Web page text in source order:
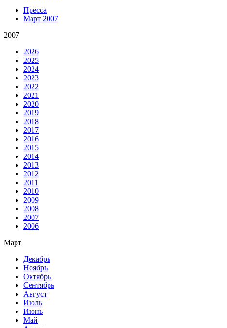
Пресса
Март 2007
2007
2026
2025
2024
2023
2022
2021
2020
2019
2018
2017
2016
2015
2014
2013
2012
2011
2010
2009
2008
2007
2006
Март
Декабрь
Ноябрь
Октябрь
Сентябрь
Август
Июль
Июнь
Май